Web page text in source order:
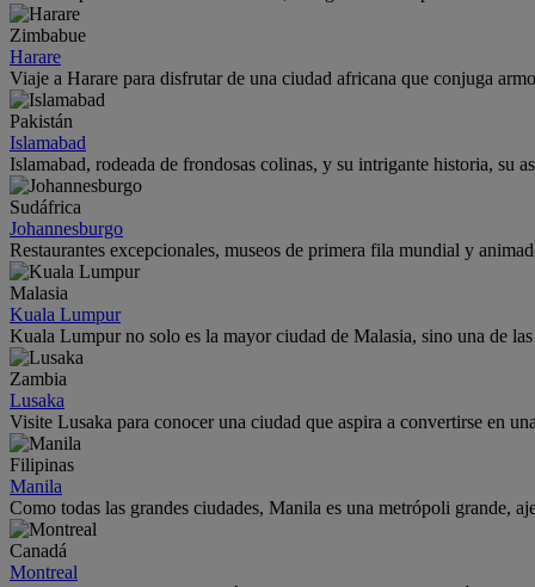
Zimbabue
Harare
Viaje a Harare para disfrutar de una ciudad africana que conjuga
Pakistán
Islamabad
Islamabad, rodeada de frondosas colinas, y su intrigante historia, su
Sudáfrica
Johannesburgo
Restaurantes excepcionales, museos de primera fila mundial y
Malasia
Kuala Lumpur
Kuala Lumpur no solo es la mayor ciudad de Malasia, sino una de
Zambia
Lusaka
Visite Lusaka para conocer una ciudad que aspira a convertirse en
Filipinas
Manila
Como todas las grandes ciudades, Manila es una metrópoli grande,
Canadá
Montreal